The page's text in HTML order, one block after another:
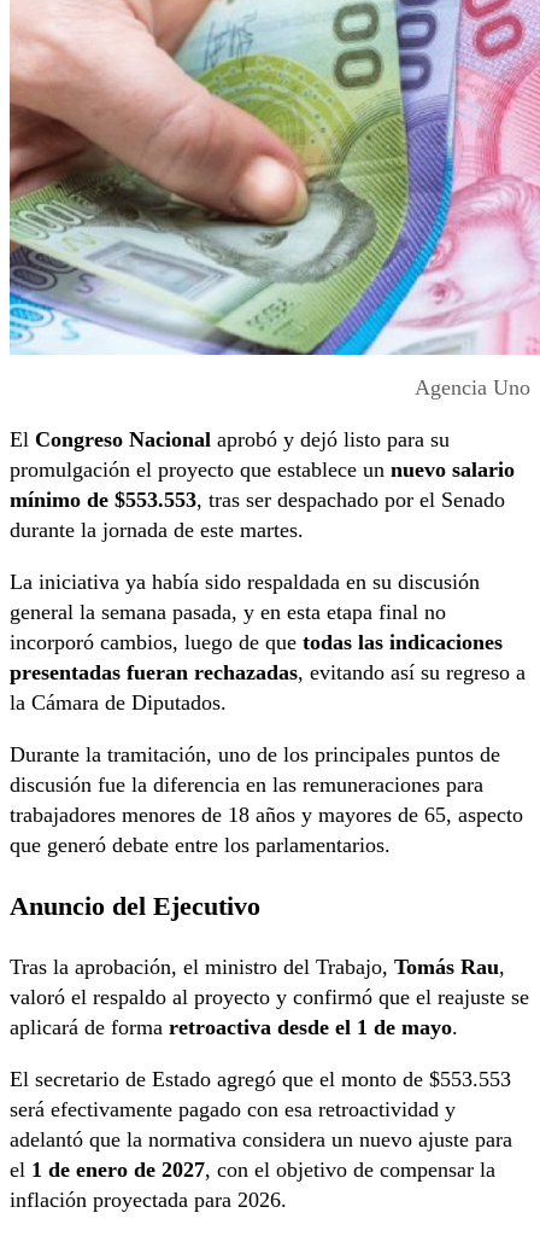
Agencia Uno
El Congreso Nacional aprobó y dejó listo para su
promulgación el proyecto que establece un nuevo salario
mínimo de $553.553, tras ser despachado por el Senado
durante la jornada de este martes.
La iniciativa ya había sido respaldada en su discusión
general la semana pasada, y en esta etapa final no
incorporó cambios, luego de que todas las indicaciones
presentadas fueran rechazadas, evitando así su regreso a
la Cámara de Diputados.
Durante la tramitación, uno de los principales puntos de
discusión fue la diferencia en las remuneraciones para
trabajadores menores de 18 años y mayores de 65, aspecto
que generó debate entre los parlamentarios.
Anuncio del Ejecutivo
Tras la aprobación, el ministro del Trabajo, Tomás Rau,
valoró el respaldo al proyecto y confirmó que el reajuste se
aplicará de forma retroactiva desde el 1 de mayo.
El secretario de Estado agregó que el monto de $553.553
será efectivamente pagado con esa retroactividad y
adelantó que la normativa considera un nuevo ajuste para
el 1 de enero de 2027, con el objetivo de compensar la
inflación proyectada para 2026.